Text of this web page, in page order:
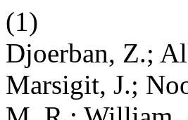
(1)
Djoerban, Z.;
Marsigit, J.;